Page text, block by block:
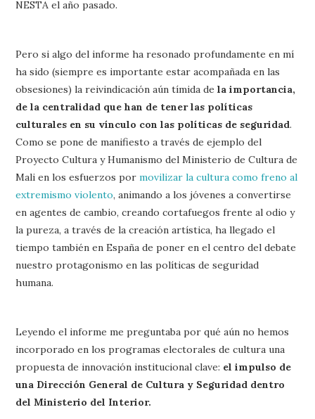
NESTA el año pasado.
Pero si algo del informe ha resonado profundamente en mí
ha sido (siempre es importante estar acompañada en las
obsesiones) la reivindicación aún tímida dela importancia,
de la centralidad que han de tener las políticas
culturales en su vínculo con las políticas de seguridad.
Como se pone de manifiesto a través de ejemplo del
Proyecto Cultura y Humanismo del Ministerio de Cultura de
Mali en los esfuerzos pormovilizar la cultura como freno al
extremismo violento, animando a los jóvenes a convertirse
en agentes de cambio, creando cortafuegos frente al odio y
la pureza, a través de la creación artística, ha llegado el
tiempo también en España de poner en el centro del debate
nuestro protagonismo en las políticas de seguridad
humana.
Leyendo el informe me preguntaba por qué aún no hemos
incorporado en los programas electorales de cultura una
propuesta de innovación institucional clave: el impulso de
una Dirección General de Cultura y Seguridad dentro
del Ministerio del Interior.